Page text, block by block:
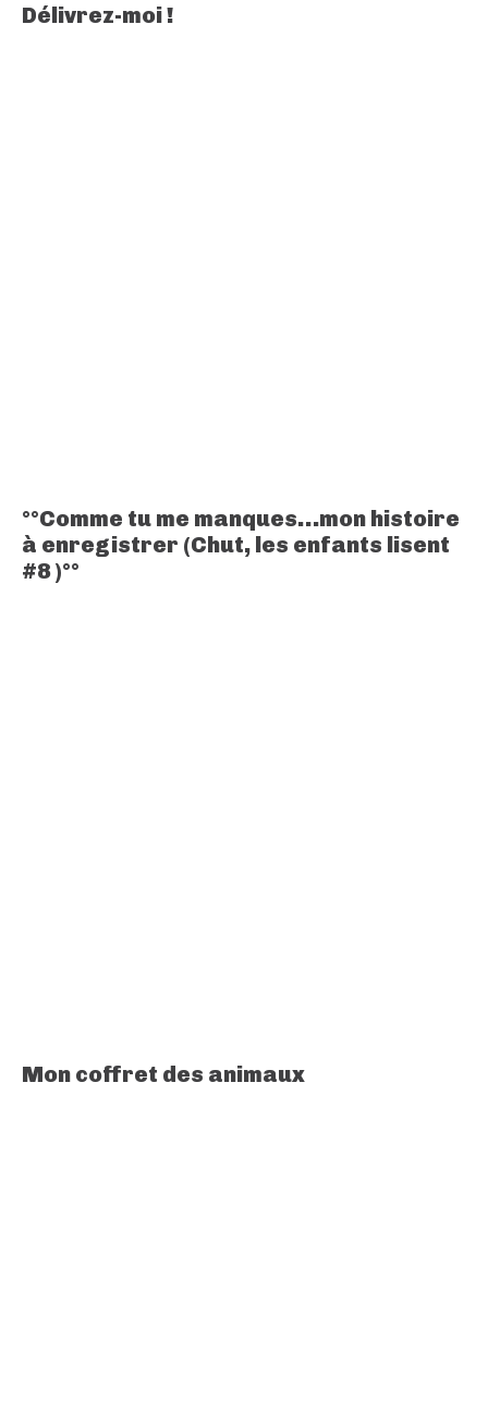
Délivrez-moi !
°°Comme tu me manques…mon histoire
à enregistrer (Chut, les enfants lisent
#8 )°°
Mon coffret des animaux